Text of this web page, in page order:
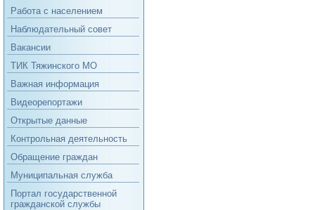
Работа с населением
Наблюдательный совет
Вакансии
ТИК Тяжинского МО
Важная информация
Видеорепортажи
Открытые данные
Контрольная деятельность
Обращение граждан
Муниципальная служба
Портал государственной
гражданской службы